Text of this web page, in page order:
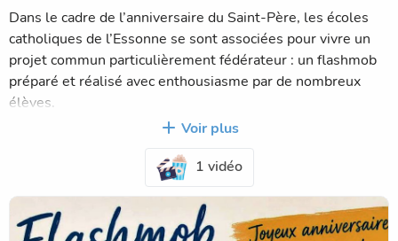
Dans le cadre de l’anniversaire du Saint-Père, les écoles
catholiques de l’Essonne se sont associées pour vivre un
projet commun particulièrement fédérateur : un flashmob
préparé et réalisé avec enthousiasme par de nombreux
élèves.
Au-delà de la chorégraphie, ce projet a surtout été une
magnifique expérience de coopération, de rencontre et de
communion entre les établissements. Chaque école a
apporté sa pierre à l’édifice, dans un même élan, porté par
la joie de faire ensemble et de célébrer des valeurs
Voir plus
1 vidéo